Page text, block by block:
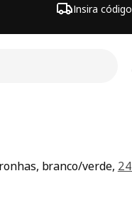
Insira
branco/verde,